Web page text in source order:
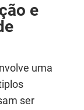
e
uma
ser